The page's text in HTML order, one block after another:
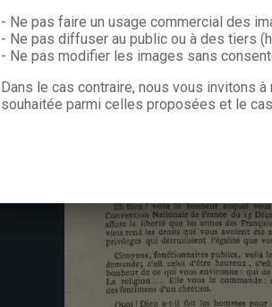
- Ne pas faire un usage commercial des
- Ne pas diffuser au public ou à des tiers
- Ne pas modifier les images sans
Dans le cas contraire, nous vous invitons
souhaitée parmi celles proposées et le